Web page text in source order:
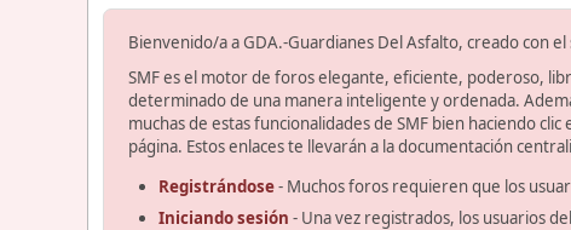
Bienvenido/a a GDA.-Guardianes Del Asfalto, creado con
SMF es el motor de foros elegante, eficiente, poderoso,
determinado de una manera inteligente y ordenada.
muchas de estas funcionalidades de SMF bien haciendo
página. Estos enlaces te llevarán a la documentación
Registrándose- Muchos foros requieren que los
Iniciando sesión - Una vez registrados, los usuarios